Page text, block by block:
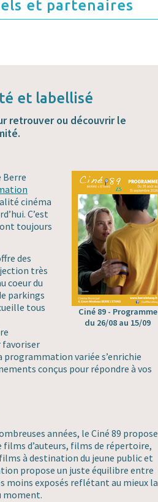
et partenaires
et labellisé
retrouver ou découvrir le
Ciné 89 - Programme
du 26/08 au 15/09
Berre
cinéma
C’est
toujours
des
très
coeur du
parkings
tous
programmation variée s’enrichie
conçus pour répondre à vos
années, le Ciné 89 propose
d’auteurs, films de répertoire,
à destination du jeune public et
propose un juste équilibre entre
moins exposés reflétant au mieux la
moment.